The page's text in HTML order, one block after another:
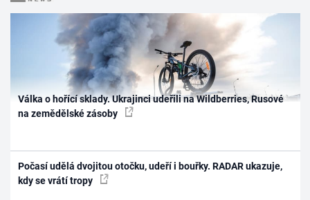
Válka o hořící sklady. Ukrajinci udeřili na Wildberries, Rusové
na zemědělské zásoby
Počasí udělá dvojitou otočku, udeří i bouřky. RADAR ukazuje,
kdy se vrátí tropy